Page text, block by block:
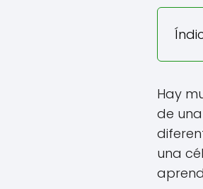
Hay
de
una